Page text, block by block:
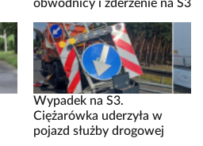
obwodnicy i zderzenie na S3
Wypadek na S3.
Ciężarówka uderzyła w
pojazd służby drogowej